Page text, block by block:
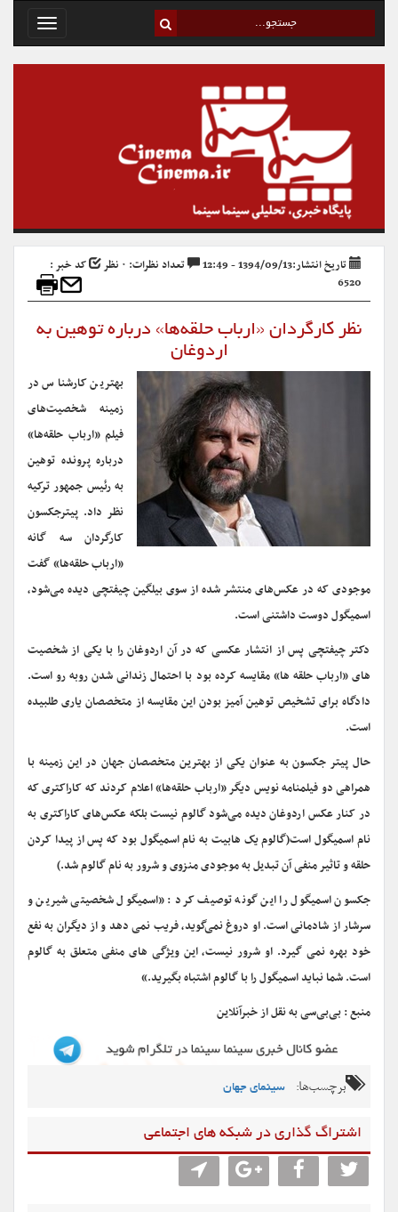
Toggle
تاریخ انتشار:1394/09/13 - 12:49 تعداد نظرات: ۰ نظر
کد خبر :
6520
نظر کارگردان «ارباب حلقه‌ها» درباره توهین به
اردوغان
بهترین کارشناس در
زمینه شخصیت‌های
فیلم «ارباب حلقه‌ها»
درباره پرونده توهین
به رئیس جمهور ترکیه
نظر داد. پیترجکسون
کارگردان سه گانه
«ارباب حلقه‌ها» گفت
موجودی که در عکس‌های منتشر شده از سوی بیلگین چیفتچی دیده می‌شود،
اسمیگول دوست داشتنی است.
دکتر چیفتچی پس از انتشار عکسی که در آن اردوغان را با یکی از شخصیت
های «ارباب حلقه ها» مقایسه کرده بود با احتمال زندانی شدن روبه رو است.
دادگاه برای تشخیص توهین آمیز بودن این مقایسه از متخصصان یاری طلبیده
است.
حال پیتر جکسون به عنوان یکی از بهترین متخصصان جهان در این زمینه با
همراهی دو فیلمنامه نویس دیگر «ارباب حلقه‌ها» اعلام کردند که کاراکتری که
در کنار عکس اردوغان دیده می‌شود گالوم نیست بلکه عکس‌های کاراکتری به
نام اسمیگول است(گالوم یک هابیت به نام اسمیگول بود که پس از پیدا کردن
حلقه و تاثیر منفی آن تبدیل به موجودی منزوی و شرور به نام گالوم شد.)
جکسون اسمیگول را این گونه توصیف کرد : «اسمیگول شخصیتی شیرین و
سرشار از شادمانی است. او دروغ نمی‌گوید، فریب نمی دهد و از دیگران به نفع
خود بهره نمی گیرد. او شرور نیست، این ویژگی های منفی متعلق به گالوم
است. شما نباید اسمیگول را با گالوم اشتباه بگیرید.»
منبع : بی‌بی‌سی به نقل از خبرآنلاین
برچسب‌ها: سینمای جهان
اشتراگ گذاری در شبکه های اجتماعی